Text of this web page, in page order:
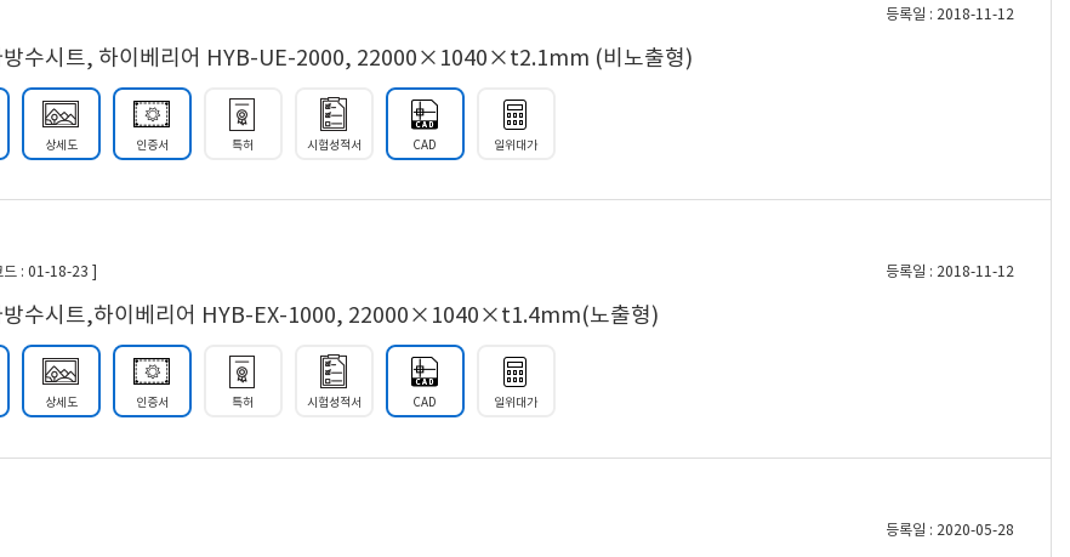
등록일 : 2018-11-12
방수시트, 하이베리어 HYB-UE-2000, 22000×1040×t2.1mm (비노출형)
상세도 인증서 특허 시험성적서 CAD 일위대가
드 : 01-18-23 ] 등록일 : 2018-11-12
방수시트,하이베리어 HYB-EX-1000, 22000×1040×t1.4mm(노출형)
상세도 인증서 특허 시험성적서 CAD 일위대가
등록일 : 2020-05-28